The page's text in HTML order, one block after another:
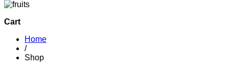
Cart
Home
/
Shop